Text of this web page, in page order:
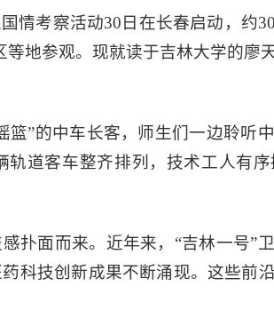
情考察活动30日在长春启动，约
地参观。现就读于吉林大学的廖
篮”的中车长客，师生们一边聆听
道客车整齐排列，技术工人有
扑面而来。近年来，“吉林一号”
科技创新成果不断涌现。这些前